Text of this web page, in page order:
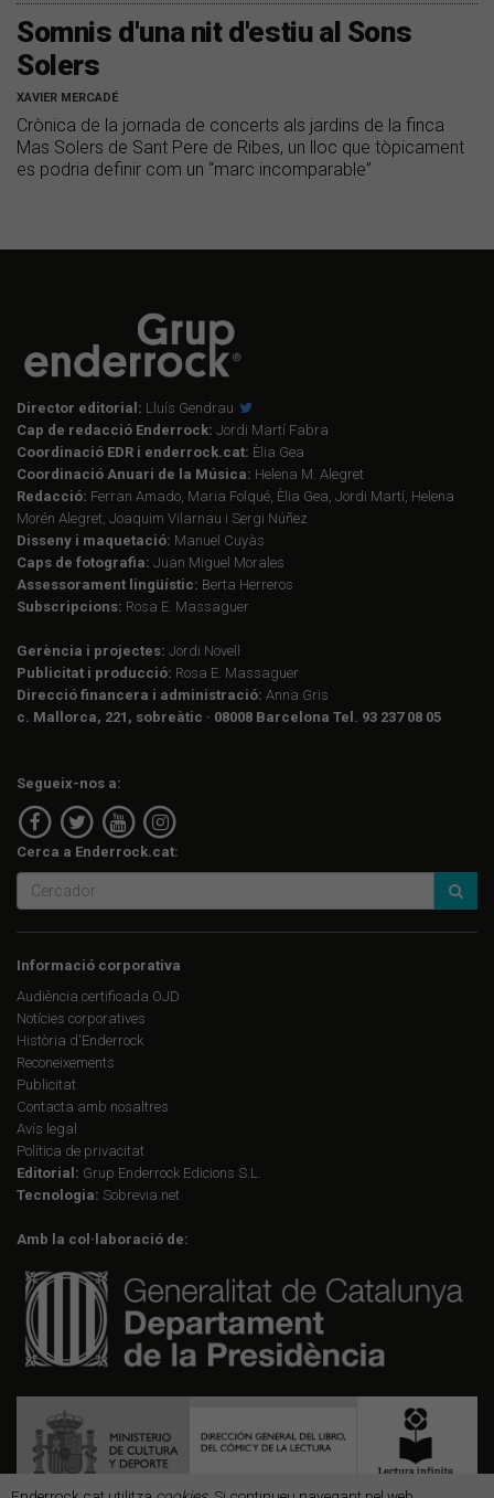
Somnis d'una nit d'estiu al Sons
Solers
XAVIER MERCADÉ
Crònica de la jornada de concerts als jardins de la finca
Mas Solers de Sant Pere de Ribes, un lloc que tòpicament
es podria definir com un “marc incomparable”
Director editorial: Lluís Gendrau
Cap de redacció Enderrock: Jordi Martí Fabra
Coordinació EDR i enderrock.cat: Èlia Gea
Coordinació Anuari de la Música: Helena M. Alegret
Redacció: Ferran Amado, Maria Folqué, Èlia Gea, Jordi Martí, Helena
Morén Alegret, Joaquim Vilarnau i Sergi Núñez
Disseny i maquetació: Manuel Cuyàs
Caps de fotografia: Juan Miguel Morales
Assessorament lingüístic: Berta Herreros
Subscripcions: Rosa E. Massaguer
Gerència i projectes: Jordi Novell
Publicitat i producció: Rosa E. Massaguer
Direcció financera i administració: Anna Gris
c. Mallorca, 221, sobreàtic · 08008 Barcelona Tel. 93 237 08 05
Segueix-nos a:
Cerca a Enderrock.cat:
Informació corporativa
Audiència certificada OJD
Notícies corporatives
Història d'Enderrock
Reconeixements
Publicitat
Contacta amb nosaltres
Avís legal
Política de privacitat
Editorial: Grup Enderrock Edicions S.L.
Tecnologia: Sobrevia.net
Amb la col·laboració de: